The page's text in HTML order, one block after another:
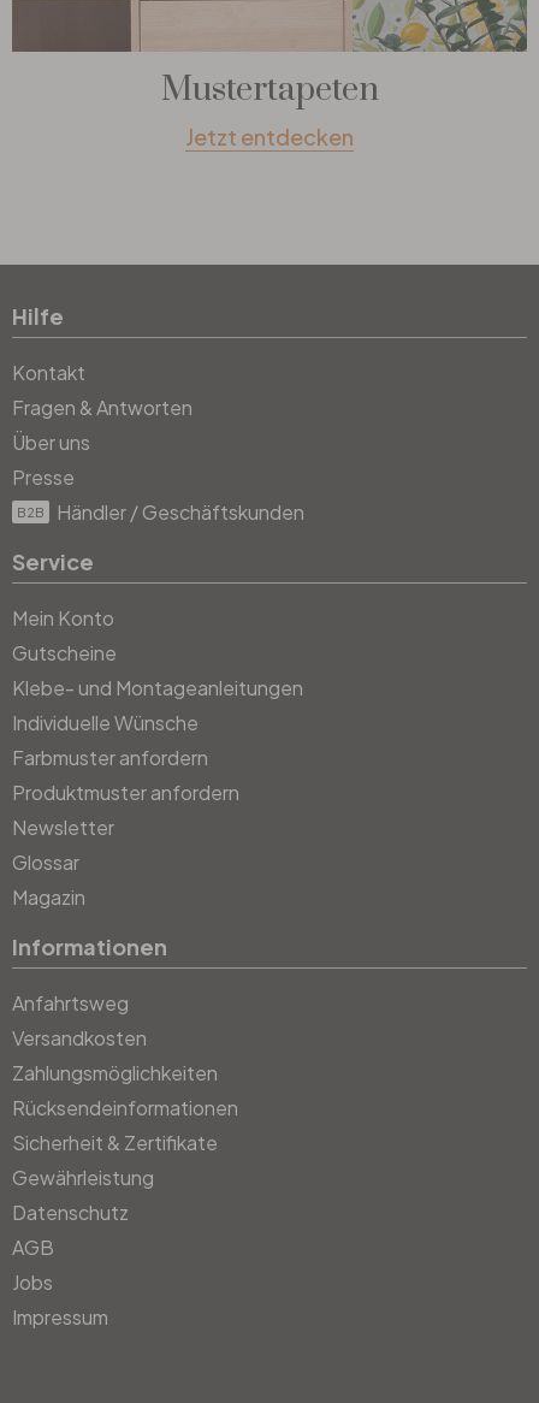
Mustertapeten
Jetzt entdecken
Hilfe
Kontakt
Fragen & Antworten
Über uns
Presse
B2B Händler / Geschäftskunden
Service
Mein Konto
Gutscheine
Klebe- und Montageanleitungen
Individuelle Wünsche
Farbmuster anfordern
Produktmuster anfordern
Newsletter
Glossar
Magazin
Informationen
Anfahrtsweg
Versandkosten
Zahlungsmöglichkeiten
Rücksendeinformationen
Sicherheit & Zertifikate
Gewährleistung
Datenschutz
AGB
Jobs
Impressum